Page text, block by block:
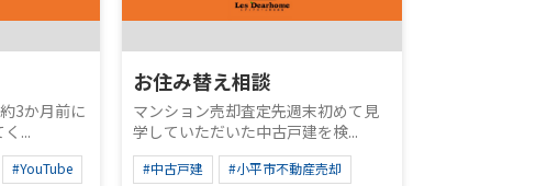
3か月前に
...
#YouTube
お住み替え相談
マンション売却査定先週末初めて見
学していただいた中古戸建を検...
#中古戸建
#小平市不動産売却